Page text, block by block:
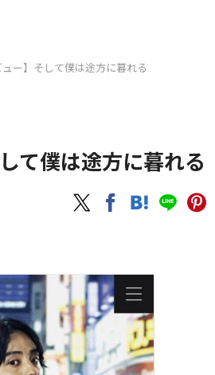
ュー】そして僕は途方に暮れる
て僕は途方に暮れる